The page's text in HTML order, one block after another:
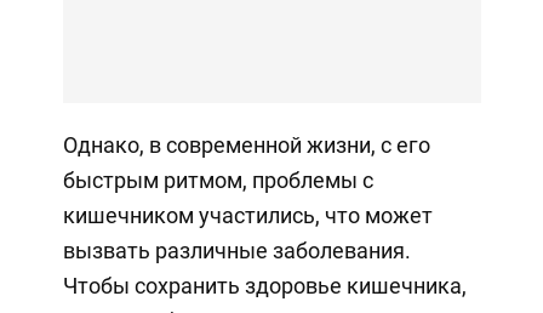
Однако, в современной жизни, с его
быстрым ритмом, проблемы с
кишечником участились, что может
вызвать различные заболевания.
Чтобы сохранить здоровье кишечника,